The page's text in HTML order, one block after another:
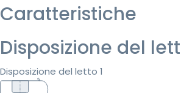
Caratteristiche
Disposizione del
Disposizione del letto 1